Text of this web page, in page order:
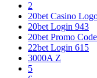
2
20bet Casino
20bet Login 943
20bet Promo
22bet Login 615
3000A Z
5